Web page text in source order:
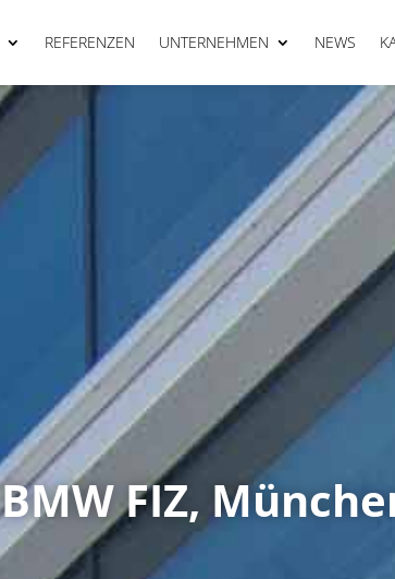
REFERENZEN UNTERNEHMEN NEWS
BMW FIZ,